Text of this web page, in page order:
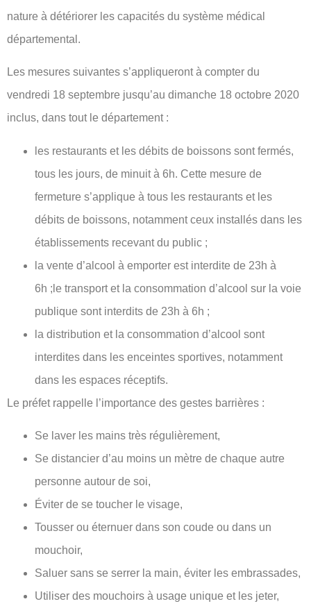
nature à détériorer les capacités du système médical
départemental.
Les mesures suivantes s’appliqueront à compter du
vendredi 18 septembre jusqu’au dimanche 18 octobre 2020
inclus, dans tout le département :
les restaurants et les débits de boissons sont fermés,
tous les jours, de minuit à 6h. Cette mesure de
fermeture s’applique à tous les restaurants et les
débits de boissons, notamment ceux installés dans les
établissements recevant du public ;
la vente d’alcool à emporter est interdite de 23h à
6h ;le transport et la consommation d’alcool sur la voie
publique sont interdits de 23h à 6h ;
la distribution et la consommation d’alcool sont
interdites dans les enceintes sportives, notamment
dans les espaces réceptifs.
Le préfet rappelle l’importance des gestes barrières :
Se laver les mains très régulièrement,
Se distancier d’au moins un mètre de chaque autre
personne autour de soi,
Éviter de se toucher le visage,
Tousser ou éternuer dans son coude ou dans un
mouchoir,
Saluer sans se serrer la main, éviter les embrassades,
Utiliser des mouchoirs à usage unique et les jeter,